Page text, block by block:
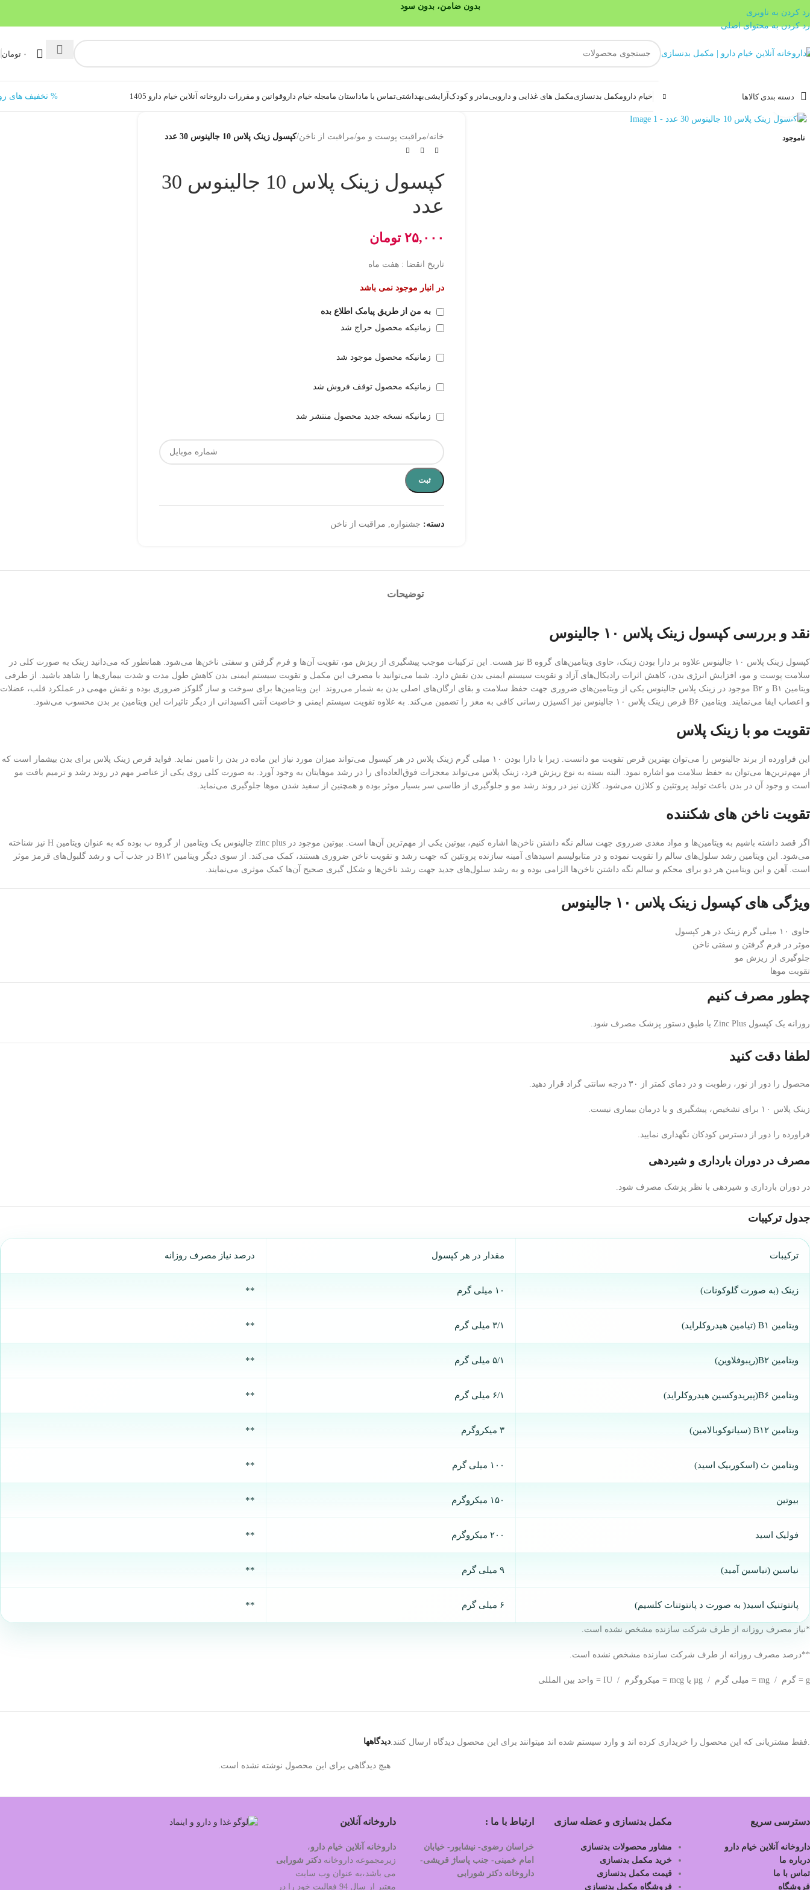
بدون ضامن، بدون سود
رد کردن به ناوبری
رد کردن به محتوای اصلی
۰ تومان
دسته بندی کالاها خیام دارومکمل بدنسازیمکمل های غذایی و داروییمادر و کودک آرایشیبهداشتیتماس با ماداستان مامجله خیام داروقوانین و مقررات داروخانه آنلاین خیام دارو 1405 % تخفیف های
ناموجود
بزرگنمایی تصویر
خانه/مراقبت پوست و مو/مراقبت از ناخن/کپسول زینک پلاس 10 جالینوس 30 عدد
کپسول زینک پلاس 10 جالینوس 30
عدد
۲۵,۰۰۰ تومان
تاریخ انقضا : هفت ماه
در انبار موجود نمی باشد
به من از طریق پیامک اطلاع بده
زمانیکه محصول حراج شد
زمانیکه محصول موجود شد
زمانیکه محصول توقف فروش شد
زمانیکه نسخه جدید محصول منتشر شد
ثبت
دسته: جشنواره, مراقبت از ناخن
توضیحات
نقد و بررسی کپسول زینک پلاس ۱۰ جالینوس
کپسول زینک پلاس ۱۰ جالینوس علاوه بر دارا بودن زینک، حاوی ویتامین‌های گروه B نیز هست. این ترکیبات موجب پیشگیری از ریزش مو، تقویت آن‌ها و فرم گرفتن و سفتی ناخن‌ها می‌شود. همانطور که می‌دانید زینک به صورت کلی در
سلامت پوست و مو، افزایش انرژی بدن، کاهش اثرات رادیکال‌های آزاد و تقویت سیستم ایمنی بدن نقش دارد. شما می‌توانید با مصرف این مکمل و تقویت سیستم ایمنی بدن کاهش طول مدت و شدت بیماری‌ها را شاهد باشید. از طرفی
ویتامین B۱ و B۲ موجود در زینک پلاس جالینوس یکی از ویتامین‌های ضروری جهت حفظ سلامت و بقای ارگان‌های اصلی بدن به شمار می‌روند. این ویتامین‌ها برای سوخت و ساز گلوکز ضروری بوده و نقش مهمی در عملکرد قلب، عضلات
و اعصاب ایفا می‌نمایند. ویتامین B۶ قرص زینک پلاس ۱۰ جالینوس نیز اکسیژن رسانی کافی به مغز را تضمین می‌کند. به علاوه تقویت سیستم ایمنی و خاصیت آنتی اکسیدانی از دیگر تاثیرات این ویتامین بر بدن محسوب می‌شود.
تقویت مو با زینک پلاس
این فراورده از برند جالینوس را می‌توان بهترین قرص تقویت مو دانست. زیرا با دارا بودن ۱۰ میلی گرم زینک پلاس در هر کپسول می‌تواند میزان مورد نیاز این ماده در بدن را تامین نماید. فواید قرص زینک پلاس برای بدن بیشمار است که
از مهم‌ترین‌ها می‌توان به حفظ سلامت مو اشاره نمود. البته بسته به نوع ریزش فرد، زینک پلاس می‌تواند معجزات فوق‌العاده‌ای را در رشد موهایتان به وجود آورد. به صورت کلی روی یکی از عناصر مهم در روند رشد و ترمیم بافت مو
است و وجود آن در بدن باعث تولید پروتئین و کلاژن می‌شود. کلاژن نیز در روند رشد مو و جلوگیری از طاسی سر بسیار موثر بوده و همچنین از سفید شدن موها جلوگیری می‌نماید.
تقویت ناخن های شکننده
اگر قصد داشته باشیم به ویتامین‌ها و مواد مغذی ضرروی جهت سالم نگه داشتن ناخن‌ها اشاره کنیم، بیوتین یکی از مهم‌ترین آن‌ها است. بیوتین موجود در zinc plus جالینوس یک ویتامین از گروه ب بوده که به عنوان ویتامین H نیز شناخته
می‌شود. این ویتامین رشد سلول‌های سالم را تقویت نموده و در متابولیسم اسیدهای آمینه سازنده‌ پروتئین که جهت رشد و تقویت ناخن ضروری هستند، کمک می‌کند. از سوی دیگر ویتامین B۱۲ در جذب آب و رشد گلبول‌های قرمز موثر
است. آهن و این ویتامین هر دو برای محکم و سالم نگه داشتن ناخن‌ها الزامی بوده و به رشد سلول‌های جدید جهت رشد ناخن‌ها و شکل گیری صحیح آن‌ها کمک موثری می‌نمایند.
ویژگی های کپسول زینک پلاس ۱۰ جالینوس
حاوی ۱۰ میلی گرم زینک در هر کپسول
موثر در فرم گرفتن و سفتی ناخن
جلوگیری از ریزش مو
تقویت موها
چطور مصرف کنیم
روزانه یک کپسول Zinc Plus یا طبق دستور پزشک مصرف شود.
لطفا دقت کنید
محصول را دور از نور، رطوبت و در دمای کمتر از ۳۰ درجه سانتی گراد قرار دهید.
زینک پلاس ۱۰ برای تشخیص، پیشگیری و یا درمان بیماری نیست.
فراورده را دور از دسترس کودکان نگهداری نمایید.
مصرف در دوران بارداری و شیردهی
در دوران بارداری و شیردهی با نظر پزشک مصرف شود.
جدول ترکیبات
ترکیبات مقدار در هر کپسول درصد نیاز مصرف روزانه
زینک (به صورت گلوکونات) ۱۰ میلی گرم **
ویتامین B۱ (تیامین هیدروکلراید) ۳/۱ میلی گرم **
ویتامین B۲(ریبوفلاوین) ۵/۱ میلی گرم **
ویتامین B۶(پیریدوکسین هیدروکلراید) ۶/۱ میلی گرم **
ویتامین B۱۲ (سیانوکوبالامین) ۳ میکروگرم **
ویتامین ث (اسکوربیک اسید) ۱۰۰ میلی گرم **
بیوتین ۱۵۰ میکروگرم **
فولیک اسید ۲۰۰ میکروگرم **
نیاسین (نیاسین آمید) ۹ میلی گرم **
پانتوتنیک اسید( به صورت د پانتوتنات کلسیم) ۶ میلی گرم **
*نیاز مصرف روزانه از طرف شرکت سازنده مشخص نشده است.
**درصد مصرف روزانه از طرف شرکت سازنده مشخص نشده است.
g = گرم / mg = میلی گرم / µg یا mcg = میکروگرم / IU = واحد بین المللی
دیدگاهها
هیچ دیدگاهی برای این محصول نوشته نشده است.
.فقط مشتریانی که این محصول را خریداری کرده اند و وارد سیستم شده اند میتوانند برای این محصول دیدگاه ارسال کنند.
دسترسی سریع
داروخانه آنلاین خیام دارو
درباره ما
تماس با ما
فروشگاه
مکمل بدنسازی و عضله سازی
مشاور محصولات بدنسازی
خرید مکمل بدنسازی
قیمت مکمل بدنسازی
فروشگاه مکمل بدنسازی
ارتباط با ما :
خراسان رضوی- نیشابور- خیابان
امام خمینی- جنب پاساژ قریشی-
داروخانه دکتر شورابی
داروخانه آنلاین
داروخانه آنلاین خیام دارو،
زیرمجموعه داروخانه دکتر شورابی
می باشد،به عنوان وب سایت
معتبر از سال 94 فعالیت خود را در